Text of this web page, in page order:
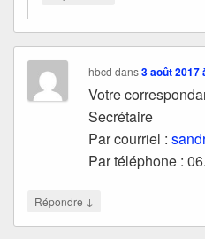
hbcd dans3 août 2017
Votre
Secrétaire
Par courriel :
Par téléphone :
Répondre ↓